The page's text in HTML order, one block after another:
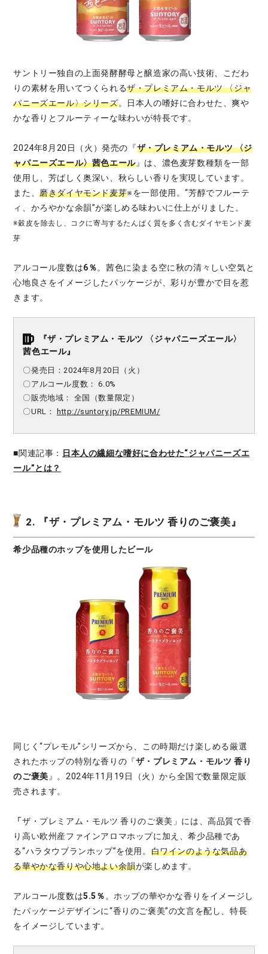
サントリー独自の上面発酵酵母と醸造家の高い技術、こだわ
りの素材を用いてつくられるザ・プレミアム・モルツ 〈ジャ
パニーズエール〉シリーズ。日本人の嗜好に合わせた、爽や
かな香りとフルーティーな味わいが特長です。
2024年8月20日（火）発売の『ザ・プレミアム・モルツ 〈ジ
ャパニーズエール〉茜色エール』は、濃色麦芽数種類を一部
使用し、芳ばしく奥深い、秋らしい香りを実現しています。
また、磨きダイヤモンド麦芽※を一部使用。“芳醇でフルーテ
ィ、かろやかな余韻”が楽しめる味わいに仕上がりました。
※穀皮を除去し、コクに寄与するたんぱく質を多く含むダイヤモンド麦
芽
アルコール度数は6％。茜色に染まる空に秋の清々しい空気と
心地良さをイメージしたパッケージが、彩りが豊かで目を惹
きます。
『ザ・プレミアム・モルツ 〈ジャパニーズエール〉
茜色エール』
〇発売日：2024年8月20日（火）
〇アルコール度数： 6.0%
〇販売地域： 全国（数量限定）
〇URL： http://suntory.jp/PREMIUM/
■関連記事： 日本人の繊細な嗜好に合わせた“ジャパニーズエ
ール”とは？
2. 『ザ・プレミアム・モルツ 香りのご褒美』
希少品種のホップを使用したビール
同じく“プレモル”シリーズから、この時期だけ楽しめる厳選
されたホップの特別な香りの『ザ・プレミアム・モルツ 香り
のご褒美 』。2024年11月19日（火）から全国で数量限定販
売されます。
「ザ・プレミアム・モルツ 香りのご褒美」には、高品質で香
り高い欧州産ファインアロマホップに加え、希少品種であ
る“ハラタウブランホップ”を使用。 白ワインのような気品あ
る華やかな香りや心地よい余韻が楽しめます。
アルコール度数は5.5 ％ 。ホップの華やかな香りをイメージし
たパッケージデザインに“香りのご褒美”の文言を配し、特長
をイメージしています。